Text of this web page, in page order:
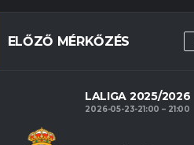
ELŐZŐ MÉRKŐZÉS
LALIGA 2025/2026
2026-05-23-21:00 21:00